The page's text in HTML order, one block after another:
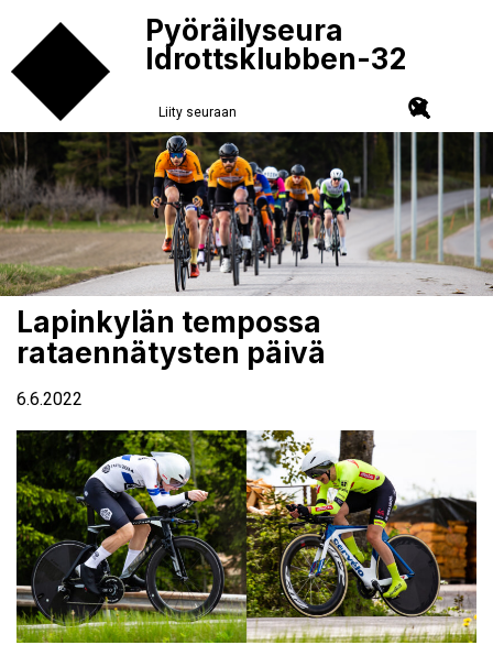
Pyöräilyseura
Idrottsklubben-32
Liity seuraan
Lapinkylän tempossa
rataennätysten päivä
6.6.2022